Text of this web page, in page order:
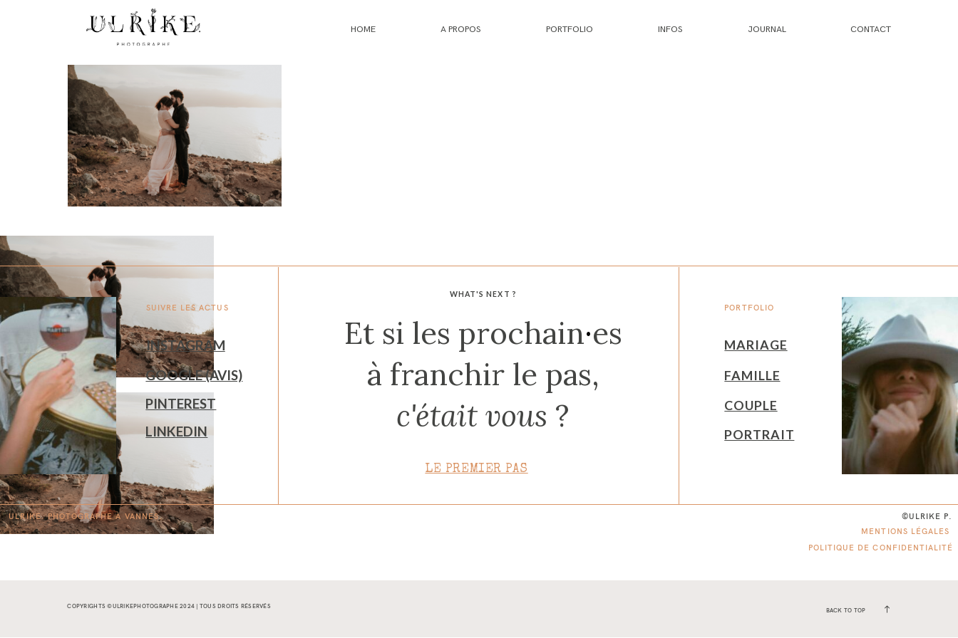
HOME A PROPOS PORTFOLIO INFOS JOURNAL CONTACT
WHAT'S NEXT ?
PORTFOLIO
SUIVRE LES ACTUS
Et si les prochain·es
à franchir le pas,
c'était vous ?
MARIAGE
INSTAGRAM
GOOGLE (AVIS)
FAMILLE
PINTEREST COUPLE
LINKEDIN PORTRAIT
LE PREMIER PAS
©ULRIKE P.
ULRIKE. PHOTOGRAPHE À VANNES.
MENTIONS LÉGALES
POLITIQUE DE CONFIDENTIALITÉ
COPYRIGHTS ©ULRIKEPHOTOGRAPHE 2024 | TOUS DROITS RÉSERVÉS
BACK TO TOP